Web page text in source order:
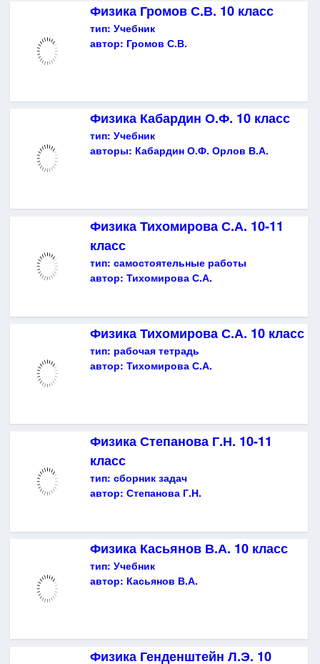
Физика Громов С.В. 10 класс
тип: Учебник
автор: Громов С.В.
Физика Кабардин О.Ф. 10 класс
тип: Учебник
авторы: Кабардин О.Ф. Орлов В.А.
Физика Тихомирова С.А. 10-11
класс
тип: самостоятельные работы
автор: Тихомирова С.А.
Физика Тихомирова С.А. 10 класс
тип: рабочая тетрадь
автор: Тихомирова С.А.
Физика Степанова Г.Н. 10-11
класс
тип: сборник задач
автор: Степанова Г.Н.
Физика Касьянов В.А. 10 класс
тип: Учебник
автор: Касьянов В.А.
Физика Генденштейн Л.Э. 10